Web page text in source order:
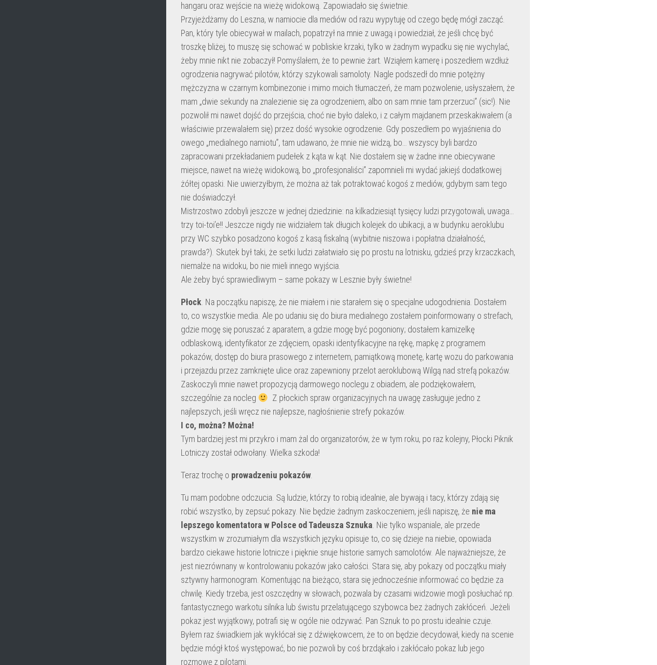
hangaru oraz wejście na wieżę widokową. Zapowiadało się świetnie.
Przyjeżdżamy do Leszna, w namiocie dla mediów od razu wypytuję od czego będę mógł zacząć.
Pan, który tyle obiecywał w mailach, popatrzył na mnie z uwagą i powiedział, że jeśli chcę być
troszkę bliżej, to muszę się schować w pobliskie krzaki, tylko w żadnym wypadku się nie wychylać,
żeby mnie nikt nie zobaczył! Pomyślałem, że to pewnie żart. Wziąłem kamerę i poszedłem wzdłuż
ogrodzenia nagrywać pilotów, którzy szykowali samoloty. Nagle podszedł do mnie potężny
mężczyzna w czarnym kombinezonie i mimo moich tłumaczeń, że mam pozwolenie, usłyszałem, że
mam „dwie sekundy na znalezienie się za ogrodzeniem, albo on sam mnie tam przerzuci” (sic!). Nie
pozwolił mi nawet dojść do przejścia, choć nie było daleko, i z całym majdanem przeskakiwałem (a
właściwie przewalałem się) przez dość wysokie ogrodzenie. Gdy poszedłem po wyjaśnienia do
owego „medialnego namiotu”, tam udawano, że mnie nie widzą, bo… wszyscy byli bardzo
zapracowani przekładaniem pudełek z kąta w kąt. Nie dostałem się w żadne inne obiecywane
miejsce, nawet na wieżę widokową, bo „profesjonaliści” zapomnieli mi wydać jakiejś dodatkowej
żółtej opaski. Nie uwierzyłbym, że można aż tak potraktować kogoś z mediów, gdybym sam tego
nie doświadczył.
Mistrzostwo zdobyli jeszcze w jednej dziedzinie: na kilkadziesiąt tysięcy ludzi przygotowali, uwaga…
trzy toi-toi’e!! Jeszcze nigdy nie widziałem tak długich kolejek do ubikacji, a w budynku aeroklubu
przy WC szybko posadzono kogoś z kasą fiskalną (wybitnie niszowa i popłatna działalność,
prawda?). Skutek był taki, że setki ludzi załatwiało się po prostu na lotnisku, gdzieś przy krzaczkach,
niemalże na widoku, bo nie mieli innego wyjścia.
Ale żeby być sprawiedliwym – same pokazy w Lesznie były świetne!
Płock . Na początku napiszę, że nie miałem i nie starałem się o specjalne udogodnienia. Dostałem
to, co wszystkie media. Ale po udaniu się do biura medialnego zostałem poinformowany o strefach,
gdzie mogę się poruszać z aparatem, a gdzie mogę być pogoniony; dostałem kamizelkę
odblaskową, identyfikator ze zdjęciem, opaski identyfikacyjne na rękę, mapkę z programem
pokazów, dostęp do biura prasowego z internetem, pamiątkową monetę, kartę wozu do parkowania
i przejazdu przez zamknięte ulice oraz zapewniony przelot aeroklubową Wilgą nad strefą pokazów.
Zaskoczyli mnie nawet propozycją darmowego noclegu z obiadem, ale podziękowałem,
szczególnie za nocleg
Z płockich spraw organizacyjnych na uwagę zasługuje jedno z
najlepszych, jeśli wręcz nie najlepsze, nagłośnienie strefy pokazów.
I co, można? Można!
Tym bardziej jest mi przykro i mam żal do organizatorów, że w tym roku, po raz kolejny, Płocki Piknik
Lotniczy został odwołany. Wielka szkoda!
Teraz trochę o prowadzeniu pokazów
Tu mam podobne odczucia. Są ludzie, którzy to robią idealnie, ale bywają i tacy, którzy zdają się
robić wszystko, by zepsuć pokazy. Nie będzie żadnym zaskoczeniem, jeśli napiszę, że nie ma
lepszego komentatora w Polsce od Tadeusza Sznuka . Nie tylko wspaniale, ale przede
wszystkim w zrozumiałym dla wszystkich języku opisuje to, co się dzieje na niebie, opowiada
bardzo ciekawe historie lotnicze i pięknie snuje historie samych samolotów. Ale najważniejsze, że
jest niezrównany w kontrolowaniu pokazów jako całości. Stara się, aby pokazy od początku miały
sztywny harmonogram. Komentując na bieżąco, stara się jednocześnie informować co będzie za
chwilę. Kiedy trzeba, jest oszczędny w słowach, pozwala by czasami widzowie mogli posłuchać np.
fantastycznego warkotu silnika lub świstu przelatującego szybowca bez żadnych zakłóceń. Jeżeli
pokaz jest wyjątkowy, potrafi się w ogóle nie odzywać. Pan Sznuk to po prostu idealnie czuje.
Byłem raz świadkiem jak wykłócał się z dźwiękowcem, że to on będzie decydował, kiedy na scenie
będzie mógł ktoś występować, bo nie pozwoli by coś brzdąkało i zakłócało pokaz lub jego
rozmowę z pilotami.